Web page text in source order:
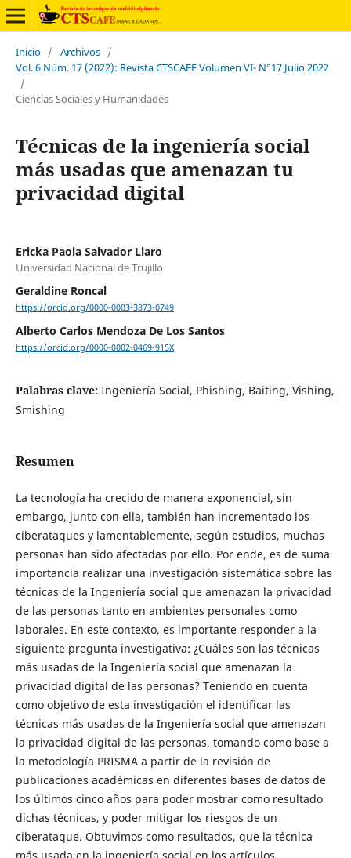
Inicio / Archivos /
Vol. 6 Núm. 17 (2022): Revista CTSCAFE Volumen VI- N°17 Julio 2022
/
Ciencias Sociales y Humanidades
Técnicas de la ingeniería social
más usadas que amenazan tu
privacidad digital
Ericka Paola Salvador Llaro
Universidad Nacional de Trujillo
Geraldine Roncal
https://orcid.org/0000-0003-3873-0749
Alberto Carlos Mendoza De Los Santos
https://orcid.org/0000-0002-0469-915X
Palabras clave: Ingeniería Social, Phishing, Baiting, Vishing,
Smishing
Resumen
La tecnología ha crecido de manera exponencial, sin
embargo, junto con ella, también han incrementado los
ciberataques y lamentablemente, según estudios, muchas
personas han sido afectadas por ello. Por ende, es de suma
importancia realizar una investigación sistemática sobre las
técnicas de la Ingeniería social que amenazan la privacidad
de las personas tanto en ambientes personales como
laborales. En este contexto, es importante responder a la
siguiente pregunta investigativa: ¿Cuáles son las técnicas
más usadas de la Ingeniería social que amenazan la
privacidad digital de las personas? Teniendo en cuenta
como objetivo de esta investigación el identificar las
técnicas más usadas de la Ingeniería social que amenazan
la privacidad digital de las personas, tomando como base a
la metodología PRISMA a partir de la revisión de
publicaciones académicas en diferentes bases de datos de
los últimos cinco años para poder mostrar como resultado
dichas técnicas, y poder mitigar los riesgos de un
ciberataque. Obtuvimos como resultados, que la técnica